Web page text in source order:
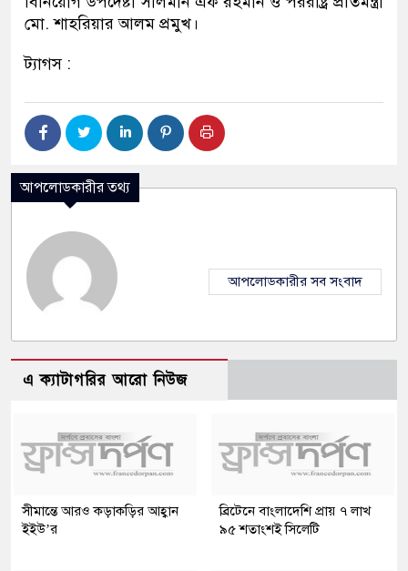
মো. শাহরিয়ার আলম প্রমুখ।
ট্যাগস :
আপলোডকারীর তথ্য
আপলোডকারীর সব সংবাদ
এ ক্যাটাগরির আরো নিউজ
সীমান্তে আরও কড়াকড়ির আহ্বান
ইইউ’র
ব্রিটেনে বাংলাদেশি প্রায় ৭ লাখ
৯৫ শতাংশই সিলেটি